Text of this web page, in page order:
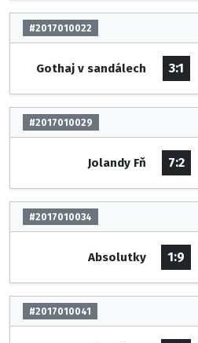
#2017010022
Gothaj v sandálech 3:1
#2017010029
Jolandy Fň 7:2
#2017010034
Absolutky 1:9
#2017010041